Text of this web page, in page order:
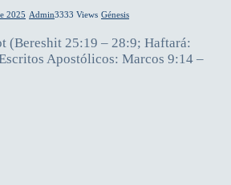
2025 Admin3333 Views Génesis
(Bereshit 25:19 – 28:9; Haftará:
Apostólicos: Marcos 9:14 –